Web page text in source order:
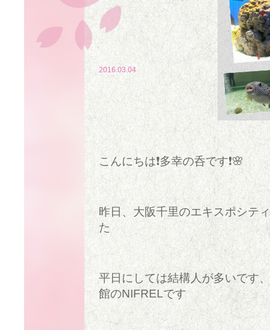
2016.03.04
こんにちは❗多幸の呑です❗🌸
昨日、大阪千里のエキスポシテ
た
平日にしては結構人が多いです
館のNIFRELです